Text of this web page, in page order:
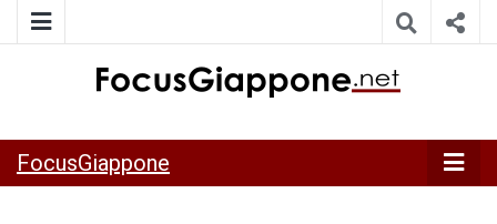
della Japan Italy Economic Federation
FocusGiappone